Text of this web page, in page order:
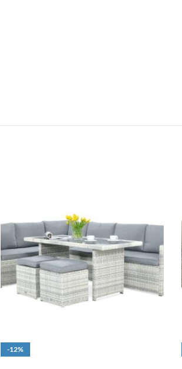
-12%